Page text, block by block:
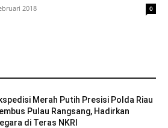
2018 0
Merah Putih Presisi Polda Riau
Pulau Rangsang, Hadirkan
di Teras NKRI